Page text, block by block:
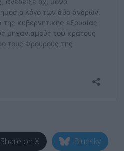
Share on X Bluesky